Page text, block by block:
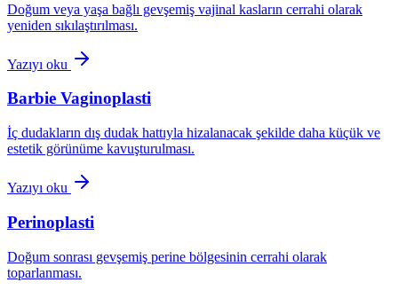
Doğum veya yaşa bağlı gevşemiş vajinal kasların cerrahi olarak
yeniden sıkılaştırılması.
Yazıyı oku
Barbie Vaginoplasti
İç dudakların dış dudak hattıyla hizalanacak şekilde daha küçük ve
estetik görünüme kavuşturulması.
Yazıyı oku
Perinoplasti
Doğum sonrası gevşemiş perine bölgesinin cerrahi olarak
toparlanması.